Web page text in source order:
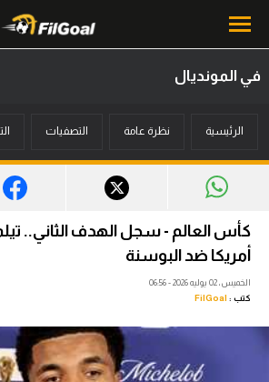
أخبار
ميركاتو
فانتازي في الجول
مسابقة التوقعات
فيديوهات
في المونديال
الرئيسية نظرة عامة التصفيات
كأس العالم - سجل الهدف الثاني..
أمريكا ضد البوسنة
الخميس، 02 يوليه 2026 - 06:56
كتب : FilGoal